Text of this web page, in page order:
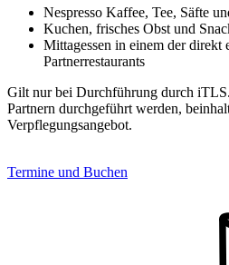
Nespresso Kaffee, Tee, Säfte
Kuchen, frisches Obst und
Mittagessen in einem der direkt
Partnerrestaurants
Gilt nur bei Durchführung durch
Partnern durchgeführt werden,
Verpflegungsangebot.
Termine und Buchen